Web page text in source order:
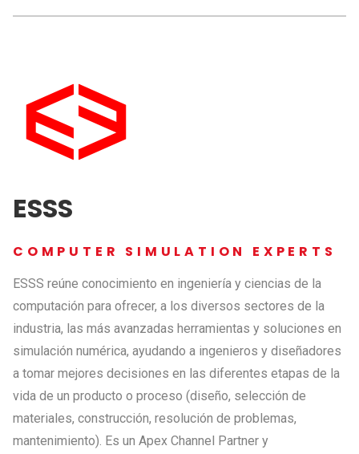
ESSS
COMPUTER SIMULATION EXPERTS
ESSS reúne conocimiento en ingeniería y ciencias de la
computación para ofrecer, a los diversos sectores de la
industria, las más avanzadas herramientas y soluciones en
simulación numérica, ayudando a ingenieros y diseñadores
a tomar mejores decisiones en las diferentes etapas de la
vida de un producto o proceso (diseño, selección de
materiales, construcción, resolución de problemas,
mantenimiento). Es un Apex Channel Partner y